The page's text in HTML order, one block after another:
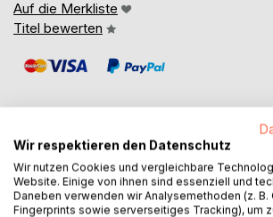
Auf die Merkliste
Titel bewerten
BESCHREIBUNG
Wir respektieren den Datenschutz
Wir nutzen Cookies und vergleichbare
Website. Einige von ihnen sind essenziell und
Daneben verwenden wir Analysemethoden (z.
Fingerprints sowie serverseitiges Tracking), um